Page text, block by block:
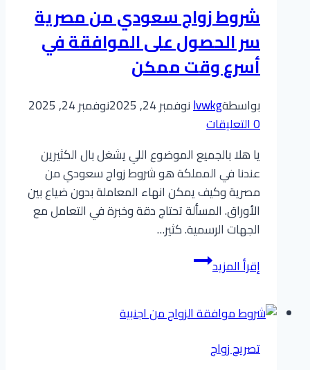
الخاصة
بك
عبر
منصة
أبشر
استعلام
عن
معاملة
زواج؟
شروط زواج سعودي من مصرية
سر الحصول على الموافقة في
أسرع وقت ممكن
بواسطةlvwkgنوفمبر 24, 2025
نوفمبر 24, 2025
0 التعليقات
يا هلا بالجميع الموضوع اللي يشغل بال الكثيرين
عندنا في المملكة هو شروط زواج سعودي من
مصرية وكيف يمكن انهاء المعاملة بدون ضياع بين
الأوراق. المسألة تحتاج دقة وخبرة في التعامل مع
الجهات الرسمية. كثير…
إقرأ المزيدشروط
زواج
من
سرتصريح زواج